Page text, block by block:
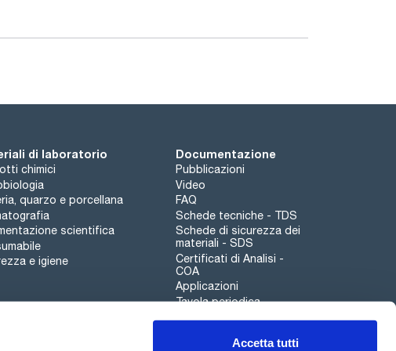
Accetta tutti
ordinati separatamente.
di laboratorio
chimici
quarzo e porcellana
scientifica
e igiene
Documentazione
Pubblicazioni
Video
FAQ
Schede tecniche - TDS
Schede di sicurezza dei
materiali - SDS
Certificati di Analisi -
COA
Applicazioni
Tavola periodica
Canale di segnalazioni